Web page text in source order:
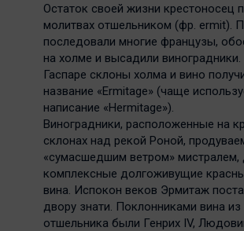
Остаток своей жизни крестоносец
молитвах отшельником (фр. ermit).
последовали многие французы,
на холме и высадили
Гаспаре склоны холма и вино
название «Ermitage» (чаще
написание «Hermitage»).
Виноградники, расположенные на
склонах над рекой Роной,
«сумасшедшим ветром» мистралем,
комплексные долгоживущие
вина. Испокон веков Эрмитаж
двору знати. Поклонниками вина из
отшельника были Генрих IV,